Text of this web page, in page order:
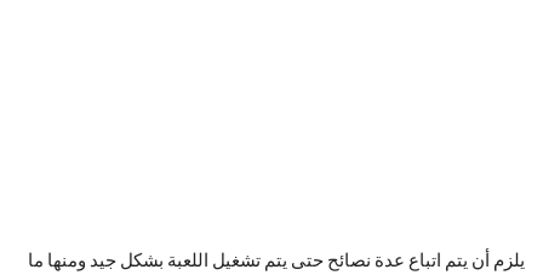
يلزم أن يتم اتباع عدة نصائح حتى يتم تشغيل اللعبة بشكل جيد ومنها ما